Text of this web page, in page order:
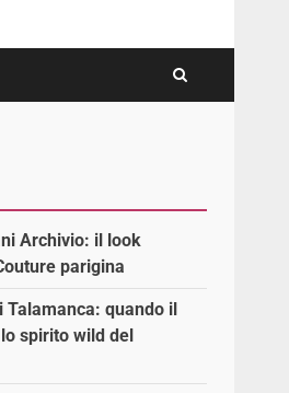
Archivio: il look
parigina
Talamanca: quando il
spirito wild del